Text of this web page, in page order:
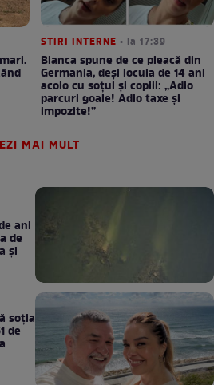
STIRI INTERNE • la 17:39
Bianca spune de ce pleacă din
Germania, deși locuia de 14 ani
acolo cu soțul și copiii: „Adio
parcuri goale! Adio taxe și
impozite!”
MAI MULT
ani
de
şi
soţia
de